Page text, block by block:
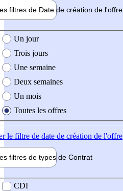
filtres de Date de création de l'offre
création de l'offre
Un jour
Trois jours
Une semaine
Deux semaines
Un mois
Toutes les offres
le filtre de date de création de l'offre
filtres de types de Contrat
contrat
CDI